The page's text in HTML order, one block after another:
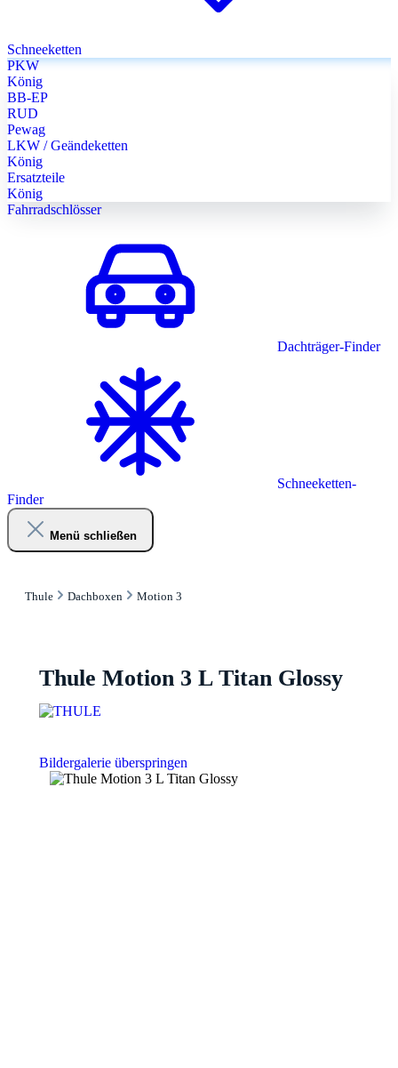
Schneeketten
PKW
König
BB-EP
RUD
Pewag
LKW / Geändeketten
König
Ersatzteile
König
Fahrradschlösser
Dachträger-Finder
Schneeketten-
Finder
Menü schließen
Thule Dachboxen Motion 3
Thule Motion 3 L Titan Glossy
Bildergalerie überspringen